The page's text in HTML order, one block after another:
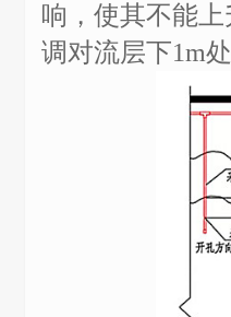
响，使其不能
调对流层下1m